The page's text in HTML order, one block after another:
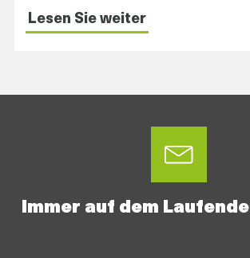
Lesen Sie weiter
Immer auf dem